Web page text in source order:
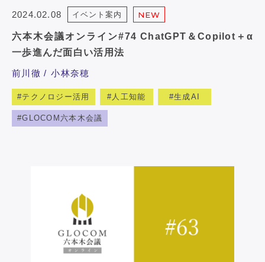
2024.02.08 イベント案内 NEW
六本木会議オンライン#74 ChatGPT＆Copilot＋α
一歩進んだ面白い活用法
前川徹 小林奈穂
テクノロジー活用 人工知能 生成AI
GLOCOM六本木会議